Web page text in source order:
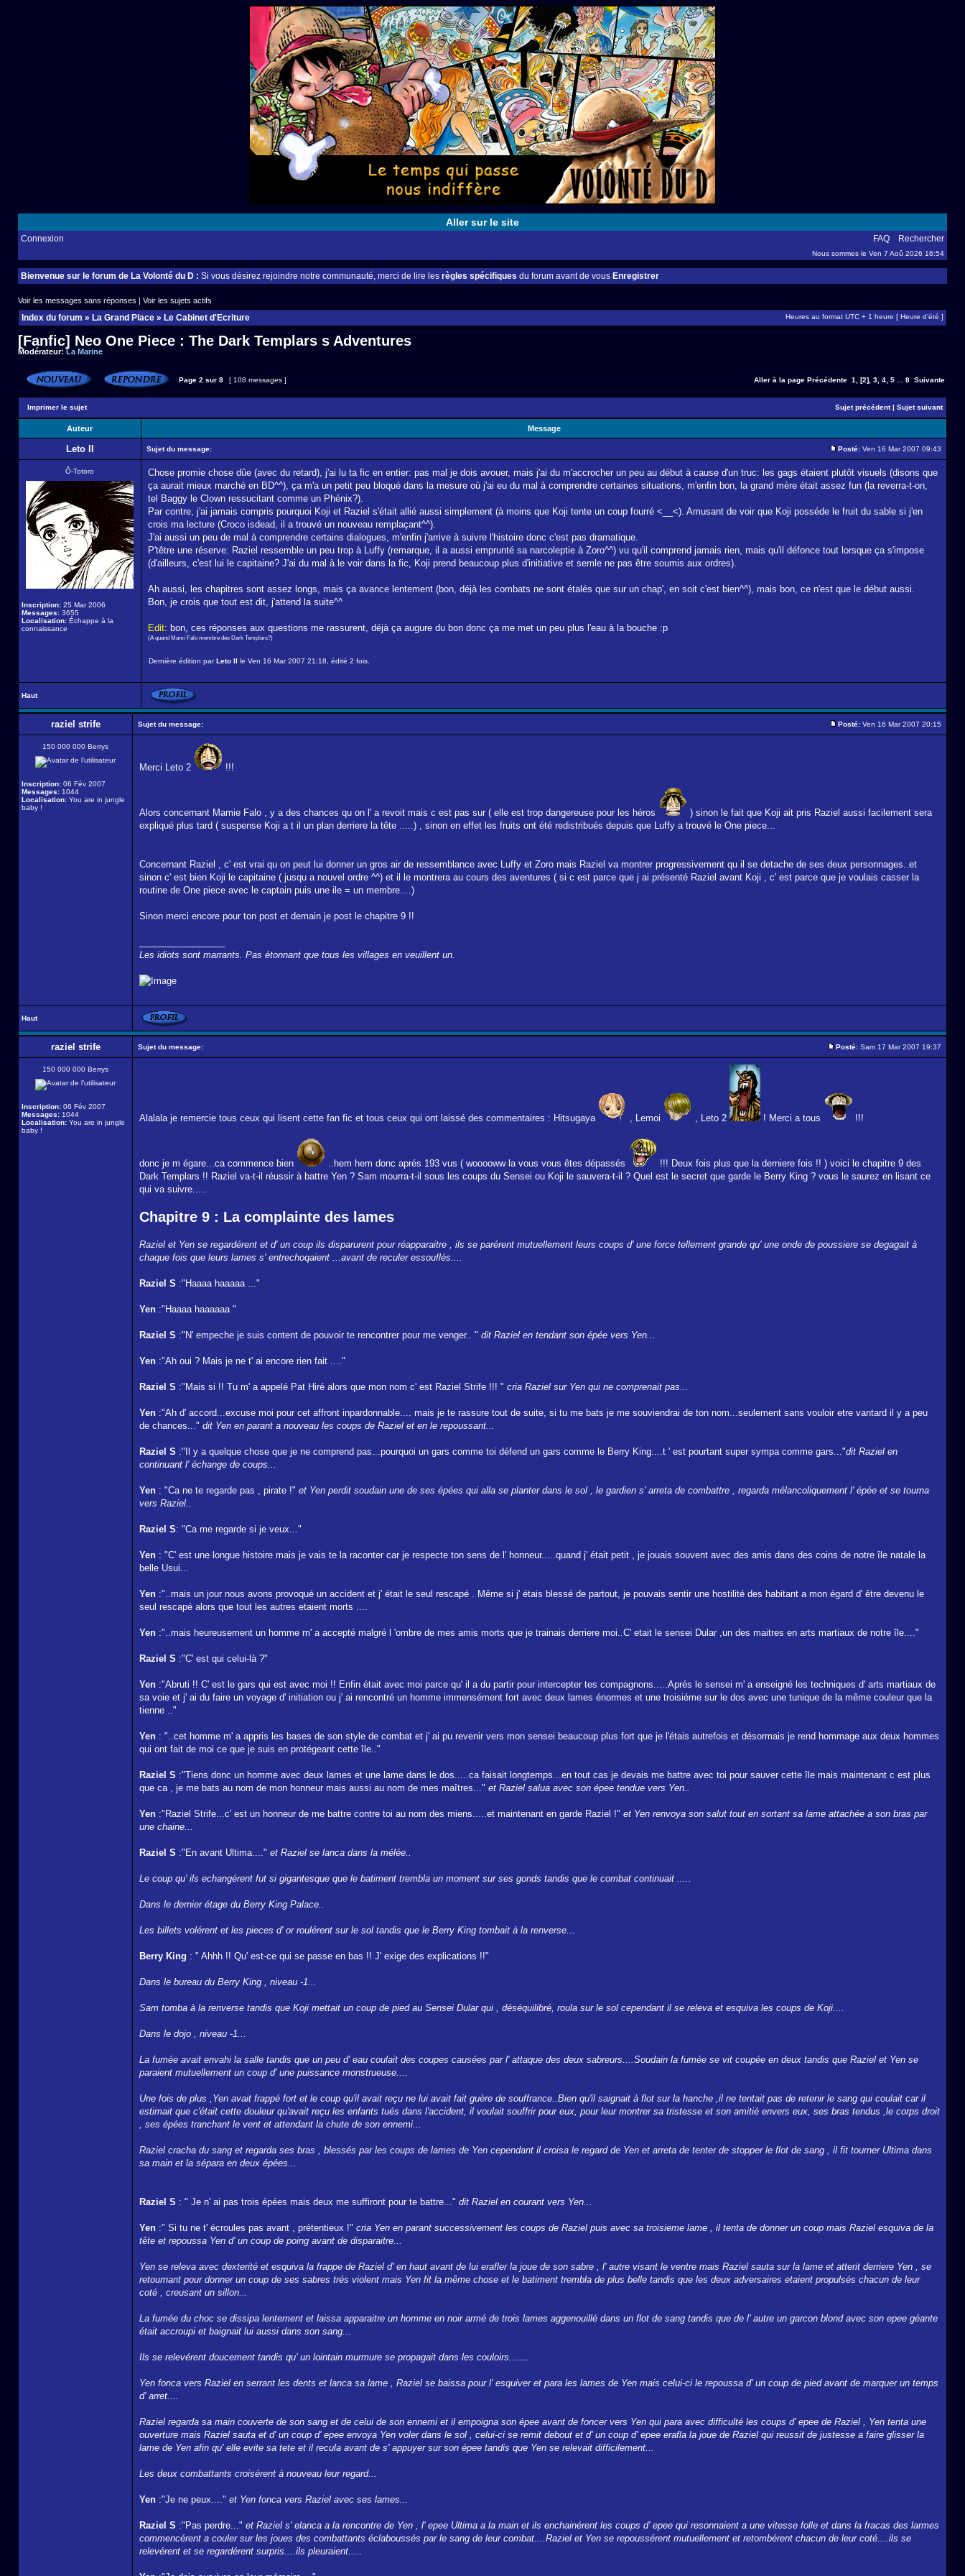
Aller sur le site
Connexion FAQ Rechercher
Nous sommes le Ven 7 Aoû 2026 16:54
Bienvenue sur le forum de La Volonté du D : Si vous désirez rejoindre notre communauté, merci de lire les règles spécifiques du forum avant de vous Enregistrer
Voir les messages sans réponses | Voir les sujets actifs
Index du forum » La Grand Place » Le Cabinet d'Ecriture Heures au format UTC + 1 heure [ Heure d’été ]
[Fanfic] Neo One Piece : The Dark Templars s Adventures
Modérateur:La Marine
Page 2 sur 8 [ 108 messages ] Aller à la page Précédente 1 [2] 3 4 5 8 Suivante
Imprimer le sujet Sujet précédent| Sujet suivant
Auteur Message
Leto II Sujet du message: Posté: Ven 16 Mar 2007 09:43
Ô-Totoro
Inscription: 25 Mar 2006
Messages: 3655
Localisation: Échappe à la
connaissance
Chose promie chose dûe (avec du retard), j'ai lu ta fic en entier: pas mal je dois avouer, mais j'ai du m'accrocher un peu au début à cause d'un truc: les gags étaient plutôt visuels (disons que
ça aurait mieux marché en BD^^), ça m'a un petit peu bloqué dans la mesure où j'ai eu du mal à comprendre certaines situations, m'enfin bon, la grand mère était assez fun (la reverra-t-on,
tel Baggy le Clown ressucitant comme un Phénix?).
Par contre, j'ai jamais compris pourquoi Koji et Raziel s'était allié aussi simplement (à moins que Koji tente un coup fourré <__<). Amusant de voir que Koji posséde le fruit du sable si j'en
crois ma lecture (Croco isdead, il a trouvé un nouveau remplaçant^^).
J'ai aussi un peu de mal à comprendre certains dialogues, m'enfin j'arrive à suivre l'histoire donc c'est pas dramatique.
P'têtre une réserve: Raziel ressemble un peu trop à Luffy (remarque, il a aussi emprunté sa narcoleptie à Zoro^^) vu qu'il comprend jamais rien, mais qu'il défonce tout lorsque ça s'impose
(d'ailleurs, c'est lui le capitaine? J'ai du mal à le voir dans la fic, Koji prend beaucoup plus d'initiative et semle ne pas être soumis aux ordres).
Ah aussi, les chapitres sont assez longs, mais ça avance lentement (bon, déjà les combats ne sont étalés que sur un chap', en soit c'est bien^^), mais bon, ce n'est que le début aussi.
Bon, je crois que tout est dit, j'attend la suite^^
Edit: bon, ces réponses aux questions me rassurent, déjà ça augure du bon donc ça me met un peu plus l'eau à la bouche :p
(A quand Mami Falo membre des Dark Templars?)
Dernière édition parLeto II le Ven 16 Mar 2007 21:18, édité 2 fois.
Haut
raziel strife Sujet du message: Posté: Ven 16 Mar 2007 20:15
150 000 000 Berrys
Inscription: 06 Fév 2007
Messages: 1044
Localisation: You are in jungle
baby !
Merci Leto 2 !!!
Alors concernant Mamie Falo , y a des chances qu on l' a revoit mais c est pas sur ( elle est trop dangereuse pour les héros
) sinon le fait que Koji ait pris Raziel aussi facilement sera
expliqué plus tard ( suspense Koji a t il un plan derriere la tête .....) , sinon en effet les fruits ont été redistribués depuis que Luffy a trouvé le One piece...
Concernant Raziel , c' est vrai qu on peut lui donner un gros air de ressemblance avec Luffy et Zoro mais Raziel va montrer progressivement qu il se detache de ses deux personnages..et
sinon c' est bien Koji le capitaine ( jusqu a nouvel ordre ^^) et il le montrera au cours des aventures ( si c est parce que j ai présenté Raziel avant Koji , c' est parce que je voulais casser la
routine de One piece avec le captain puis une ile = un membre....)
Sinon merci encore pour ton post et demain je post le chapitre 9 !!
Les idiots sont marrants. Pas étonnant que tous les villages en veuillent un.
Haut
raziel strife Sujet du message: Posté: Sam 17 Mar 2007 19:37
150 000 000 Berrys
Inscription: 06 Fév 2007
Messages: 1044
Localisation: You are in jungle
baby !
Alalala je remercie tous ceux qui lisent cette fan fic et tous ceux qui ont laissé des commentaires : Hitsugaya , Lemoi , Leto 2 ! Merci a tous !!!
donc je m égare...ca commence bien ..hem hem donc aprés 193 vus ( wooooww la vous vous êtes dépassés
!!! Deux fois plus que la derniere fois !! ) voici le chapitre 9 des
Dark Templars !! Raziel va-t-il réussir à battre Yen ? Sam mourra-t-il sous les coups du Sensei ou Koji le sauvera-t-il ? Quel est le secret que garde le Berry King ? vous le saurez en lisant ce
qui va suivre.....
Chapitre 9 : La complainte des lames
Raziel et Yen se regardérent et d' un coup ils disparurent pour réapparaitre , ils se parérent mutuellement leurs coups d' une force tellement grande qu' une onde de poussiere se degagait à
chaque fois que leurs lames s' entrechoqaient ...avant de reculer essouflés....
Raziel S :"Haaaa haaaaa ..."
Yen :"Haaaa haaaaaa "
Raziel S :"N' empeche je suis content de pouvoir te rencontrer pour me venger.. " dit Raziel en tendant son épée vers Yen...
Yen :"Ah oui ? Mais je ne t' ai encore rien fait ...."
Raziel S :"Mais si !! Tu m' a appelé Pat Hiré alors que mon nom c' est Raziel Strife !!! " cria Raziel sur Yen qui ne comprenait pas...
Yen :"Ah d' accord...excuse moi pour cet affront inpardonnable.... mais je te rassure tout de suite, si tu me bats je me souviendrai de ton nom...seulement sans vouloir etre vantard il y a peu
de chances..." dit Yen en parant a nouveau les coups de Raziel et en le repoussant...
Raziel S :"Il y a quelque chose que je ne comprend pas...pourquoi un gars comme toi défend un gars comme le Berry King....t ' est pourtant super sympa comme gars..."dit Raziel en
continuant l' échange de coups...
Yen : "Ca ne te regarde pas , pirate !" et Yen perdit soudain une de ses épées qui alla se planter dans le sol , le gardien s' arreta de combattre , regarda mélancoliquement l' épée et se tourna
vers Raziel..
Raziel S: "Ca me regarde si je veux..."
Yen : "C' est une longue histoire mais je vais te la raconter car je respecte ton sens de l' honneur.....quand j' était petit , je jouais souvent avec des amis dans des coins de notre île natale la
belle Usui...
Yen :"..mais un jour nous avons provoqué un accident et j' était le seul rescapé . Même si j' étais blessé de partout, je pouvais sentir une hostilité des habitant a mon égard d' être devenu le
seul rescapé alors que tout les autres etaient morts ....
Yen :"..mais heureusement un homme m' a accepté malgré l 'ombre de mes amis morts que je trainais derriere moi..C' etait le sensei Dular ,un des maitres en arts martiaux de notre île...."
Raziel S :"C' est qui celui-là ?"
Yen :"Abruti !! C' est le gars qui est avec moi !! Enfin était avec moi parce qu' il a du partir pour intercepter tes compagnons.....Aprés le sensei m' a enseigné les techniques d' arts martiaux de
sa voie et j' ai du faire un voyage d' initiation ou j' ai rencontré un homme immensément fort avec deux lames énormes et une troisiéme sur le dos avec une tunique de la même couleur que la
tienne .."
Yen : "..cet homme m' a appris les bases de son style de combat et j' ai pu revenir vers mon sensei beaucoup plus fort que je l'étais autrefois et désormais je rend hommage aux deux hommes
qui ont fait de moi ce que je suis en protégeant cette île.."
Raziel S :"Tiens donc un homme avec deux lames et une lame dans le dos.....ca faisait longtemps...en tout cas je devais me battre avec toi pour sauver cette île mais maintenant c est plus
que ca , je me bats au nom de mon honneur mais aussi au nom de mes maîtres..." et Raziel salua avec son épee tendue vers Yen..
Yen :"Raziel Strife...c' est un honneur de me battre contre toi au nom des miens.....et maintenant en garde Raziel !" et Yen renvoya son salut tout en sortant sa lame attachée a son bras par
une chaine...
Raziel S :"En avant Ultima...." et Raziel se lanca dans la mélée..
Le coup qu' ils echangérent fut si gigantesque que le batiment trembla un moment sur ses gonds tandis que le combat continuait .....
Dans le dernier étage du Berry King Palace..
Les billets volérent et les pieces d' or roulérent sur le sol tandis que le Berry King tombait à la renverse...
Berry King : " Ahhh !! Qu' est-ce qui se passe en bas !! J' exige des explications !!"
Dans le bureau du Berry King , niveau -1...
Sam tomba à la renverse tandis que Koji mettait un coup de pied au Sensei Dular qui , déséquilibré, roula sur le sol cependant il se releva et esquiva les coups de Koji....
Dans le dojo , niveau -1...
La fumée avait envahi la salle tandis que un peu d' eau coulait des coupes causées par l' attaque des deux sabreurs....Soudain la fumée se vit coupée en deux tandis que Raziel et Yen se
paraient mutuellement un coup d' une puissance monstrueuse....
Une fois de plus ,Yen avait frappé fort et le coup qu'il avait reçu ne lui avait fait guère de souffrance..Bien qu'il saignait à flot sur la hanche ,il ne tentait pas de retenir le sang qui coulait car il
estimait que c'était cette douleur qu'avait reçu les enfants tués dans l'accident, il voulait souffrir pour eux, pour leur montrer sa tristesse et son amitié envers eux, ses bras tendus ,le corps droit
, ses épées tranchant le vent et attendant la chute de son ennemi...
Raziel cracha du sang et regarda ses bras , blessés par les coups de lames de Yen cependant il croisa le regard de Yen et arreta de tenter de stopper le flot de sang , il fit tourner Ultima dans
sa main et la sépara en deux épées...
Raziel S : " Je n' ai pas trois épées mais deux me suffiront pour te battre..." dit Raziel en courant vers Yen...
Yen :" Si tu ne t' écroules pas avant , prétentieux !" cria Yen en parant successivement les coups de Raziel puis avec sa troisieme lame , il tenta de donner un coup mais Raziel esquiva de la
tête et repoussa Yen d' un coup de poing avant de disparaitre...
Yen se releva avec dexterité et esquiva la frappe de Raziel d' en haut avant de lui erafler la joue de son sabre , l' autre visant le ventre mais Raziel sauta sur la lame et atterit derriere Yen , se
retournant pour donner un coup de ses sabres trés violent mais Yen fit la même chose et le batiment trembla de plus belle tandis que les deux adversaires etaient propulsés chacun de leur
coté , creusant un sillon...
La fumée du choc se dissipa lentement et laissa apparaitre un homme en noir armé de trois lames aggenouillé dans un flot de sang tandis que de l' autre un garcon blond avec son epee géante
était accroupi et baignait lui aussi dans son sang...
Ils se relevérent doucement tandis qu' un lointain murmure se propagait dans les couloirs.......
Yen fonca vers Raziel en serrant les dents et lanca sa lame , Raziel se baissa pour l' esquiver et para les lames de Yen mais celui-ci le repoussa d' un coup de pied avant de marquer un temps
d' arret....
Raziel regarda sa main couverte de son sang et de celui de son ennemi et il empoigna son épee avant de foncer vers Yen qui para avec difficulté les coups d' epee de Raziel , Yen tenta une
ouverture mais Raziel sauta et d' un coup d' epee envoya Yen voler dans le sol , celui-ci se remit debout et d' un coup d' epee erafla la joue de Raziel qui reussit de justesse a faire glisser la
lame de Yen afin qu' elle evite sa tete et il recula avant de s' appuyer sur son épee tandis que Yen se relevait difficilement...
Les deux combattants croisérent à nouveau leur regard...
Yen :"Je ne peux...." et Yen fonca vers Raziel avec ses lames...
Raziel S :"Pas perdre..." et Raziel s' elanca a la rencontre de Yen , l' epee Ultima a la main et ils enchainérent les coups d' epee qui resonnaient a une vitesse folle et dans la fracas des larmes
commencérent a couler sur les joues des combattants éclaboussés par le sang de leur combat....Raziel et Yen se repoussérent mutuellement et retombérent chacun de leur coté....ils se
relevérent et se regardérent surpris....ils pleuraient.....